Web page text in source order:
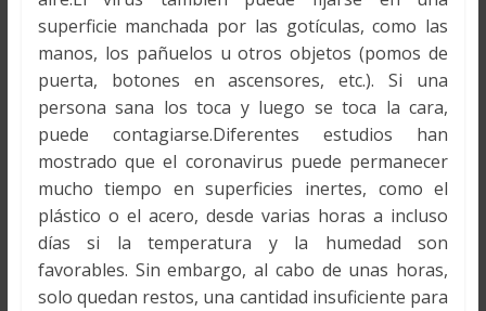
superficie manchada por las gotículas, como las
manos, los pañuelos u otros objetos (pomos de
puerta, botones en ascensores, etc.). Si una
persona sana los toca y luego se toca la cara,
puede contagiarse.Diferentes estudios han
mostrado que el coronavirus puede permanecer
mucho tiempo en superficies inertes, como el
plástico o el acero, desde varias horas a incluso
días si la temperatura y la humedad son
favorables. Sin embargo, al cabo de unas horas,
solo quedan restos, una cantidad insuficiente para